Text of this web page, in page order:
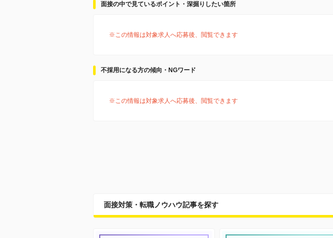
面接の中で見ているポイント・深掘りしたい箇所
※この情報は対象求人へ応募後、閲覧できます
不採用になる方の傾向・NGワード
※この情報は対象求人へ応募後、閲覧できます
面接対策・転職ノウハウ記事を探す